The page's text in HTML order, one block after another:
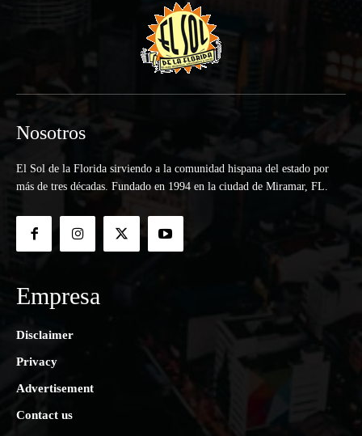
Nosotros
El Sol de la Florida sirviendo a la comunidad hispana del estado por
más de tres décadas. Fundado en 1994 en la ciudad de Miramar, FL.
Empresa
Disclaimer
Privacy
Advertisement
Contact us